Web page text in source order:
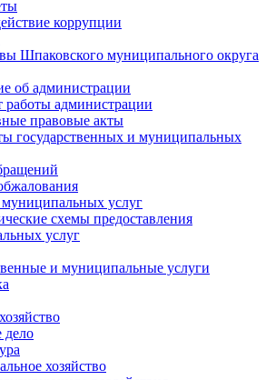
коррупции
Шпаковского муниципального округа
об администрации
работы администрации
правовые акты
государственных и муниципальных
услуг
схемы предоставления
услуг
и муниципальные услуги
дело
хозяйство